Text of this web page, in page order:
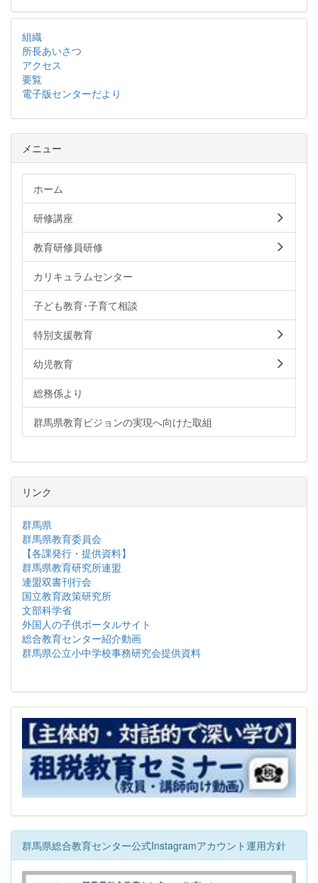
組織
所長あいさつ
アクセス
要覧
電子版センターだより
メニュー
ホーム
研修講座
教育研修員研修
カリキュラムセンター
子ども教育･子育て相談
特別支援教育
幼児教育
総務係より
群馬県教育ビジョンの実現へ向けた取組
リンク
群馬県
群馬県教育委員会
【各課発行・提供資料】
群馬県教育研究所連盟
連盟双書刊行会
国立教育政策研究所
文部科学省
外国人の子供ポータルサイト
総合教育センター紹介動画
群馬県公立小中学校事務研究会提供資料
群馬県総合教育センター公式Instagramアカウント運用方針